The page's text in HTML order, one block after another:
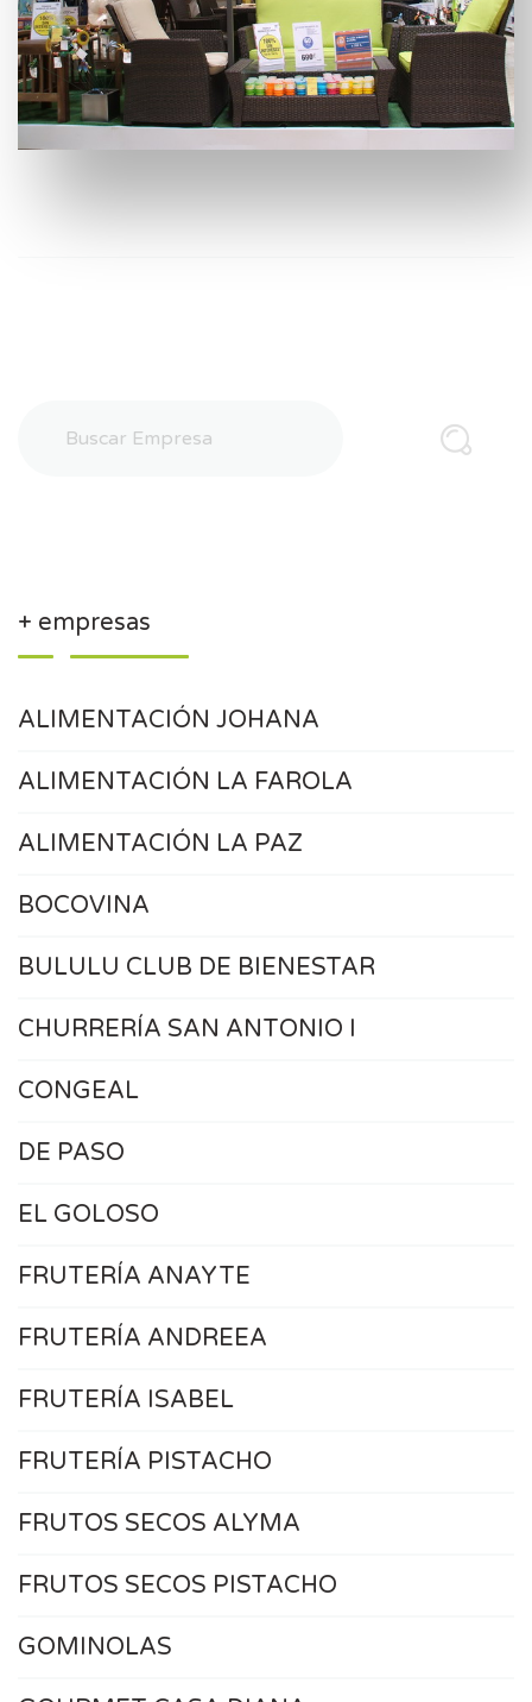
+ empresas
ALIMENTACIÓN JOHANA
ALIMENTACIÓN LA FAROLA
ALIMENTACIÓN LA PAZ
BOCOVINA
BULULU CLUB DE BIENESTAR
CHURRERÍA SAN ANTONIO I
CONGEAL
DE PASO
EL GOLOSO
FRUTERÍA ANAYTE
FRUTERÍA ANDREEA
FRUTERÍA ISABEL
FRUTERÍA PISTACHO
FRUTOS SECOS ALYMA
FRUTOS SECOS PISTACHO
GOMINOLAS